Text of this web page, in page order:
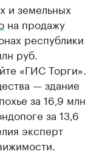
и земельных
на продажу
республики
руб.
«ГИС Торги».
— здание
за 16,9 млн
за 13,6
эксперт